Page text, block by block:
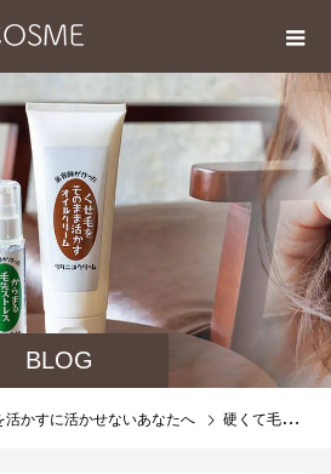
BLOG
かすに活かせないあなたへ 硬くて毛量の多いクセ毛は活かせない？縮毛矯正をすすめられ続けた方へ、そのクセ活かせます！